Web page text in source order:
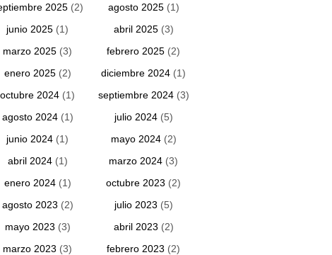
2025(2) agosto 2025(1)
junio 2025 (1) abril 2025(3)
marzo 2025 (3) febrero 2025 (2)
enero 2025(2) diciembre 2024 (1)
octubre 2024 (1) septiembre 2024(3)
agosto 2024(1) julio 2024(5)
junio 2024 (1) mayo 2024(2)
abril 2024(1) marzo 2024 (3)
enero 2024(1) octubre 2023 (2)
agosto 2023 (2) julio 2023 (5)
mayo 2023 (3) abril 2023 (2)
marzo 2023 (3) febrero 2023 (2)